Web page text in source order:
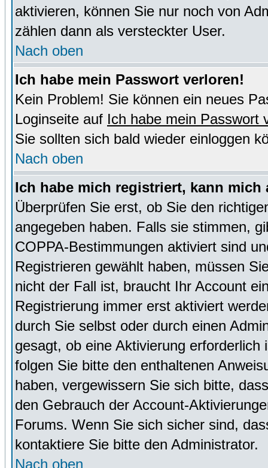
aktivieren, können Sie nur noch von
zählen dann als versteckter User.
Nach oben
Ich habe mein Passwort verloren!
Kein Problem! Sie können ein neues
Loginseite auf Ich habe mein Passwort
Sie sollten sich bald wieder einloggen
Nach oben
Ich habe mich registriert, kann
Überprüfen Sie erst, ob Sie den
angegeben haben. Falls sie stimmen,
COPPA-Bestimmungen aktiviert sind
Registrieren gewählt haben, müssen
nicht der Fall ist, braucht Ihr Account
Registrierung immer erst aktiviert
durch Sie selbst oder durch einen
gesagt, ob eine Aktivierung
folgen Sie bitte den enthaltenen
haben, vergewissern Sie sich bitte,
den Gebrauch der Account-
Forums. Wenn Sie sich sicher sind,
kontaktiere Sie bitte den Administrator.
Nach oben